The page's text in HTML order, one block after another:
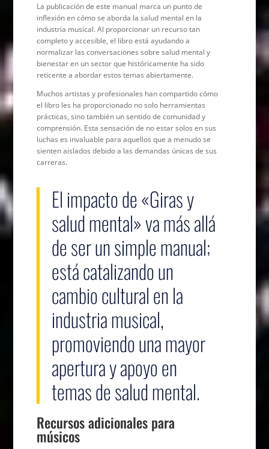
La publicación de este manual marca un punto de
inflexión en cómo se aborda la salud mental en la
industria musical. Al proporcionar un recurso tan
completo y accesible, el libro está ayudando a
normalizar las conversaciones sobre salud mental y
bienestar en un sector que históricamente ha sido
reticente a abordar estos temas abiertamente.
Muchos artistas y profesionales han compartido cómo
el libro les ha proporcionado no solo herramientas
prácticas, sino también un sentido de comunidad y
comprensión. Esta sensación de no estar solos en sus
luchas es invaluable para aquellos que a menudo se
sienten aislados debido a las demandas únicas de sus
carreras.
El impacto de «Giras y
salud mental» va más allá
de ser un simple manual;
está catalizando un
cambio cultural en la
industria musical,
promoviendo una mayor
apertura y apoyo en
temas de salud mental.
Recursos adicionales para
músicos